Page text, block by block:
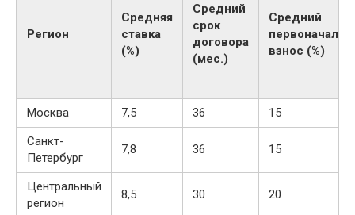
Регион
Средняя
ставка
(%)
Средний
срок
договора
(мес.)
Средний
взнос (%)
Москва 7,5 36
15
Санкт-
Петербург
7,8 36 15
Центральный
регион
8,5 30 20